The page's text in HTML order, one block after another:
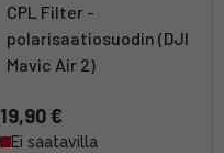
CPL Filter -
polarisaatiosuodin (DJI
Mavic Air 2)
19,90 €
Ei saatavilla